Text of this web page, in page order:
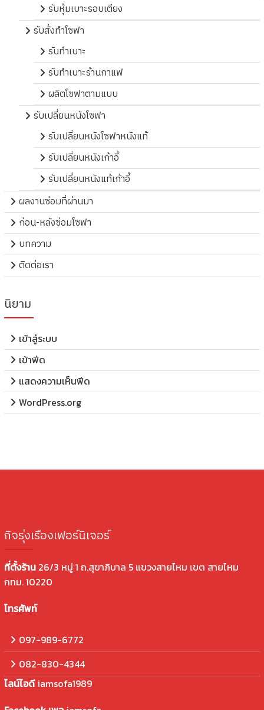
รับหุ้มเบาะรอบเตียง
รับสั่งทำโซฟา
รับทำเบาะ
รับทำเบาะร้านกาแฟ
ผลิตโซฟาตามแบบ
รับเปลี่ยนหนังโซฟา
รับเปลี่ยนหนังโซฟาหนังแท้
รับเปลี่ยนหนังเก้าอี้
รับเปลี่ยนหนังแท้เก้าอี้
ผลงานซ่อมที่ผ่านมา
ก่อน-หลังซ่อมโซฟา
บทความ
ติดต่อเรา
นิยาม
เข้าสู่ระบบ
เข้าฟีด
แสดงความเห็นฟีด
WordPress.org
กิจรุ่งเรืองเฟอร์นิเจอร์
ที่ตั้งร้าน26/3 หมู่ 1 ถ.สุขาภิบาล 5 แขวงสายไหม เขต สายไหม
กทม. 10220
โทรศัพท์
097-989-6772
082-830-4344
ไลน์ไอดี iamsofa1989